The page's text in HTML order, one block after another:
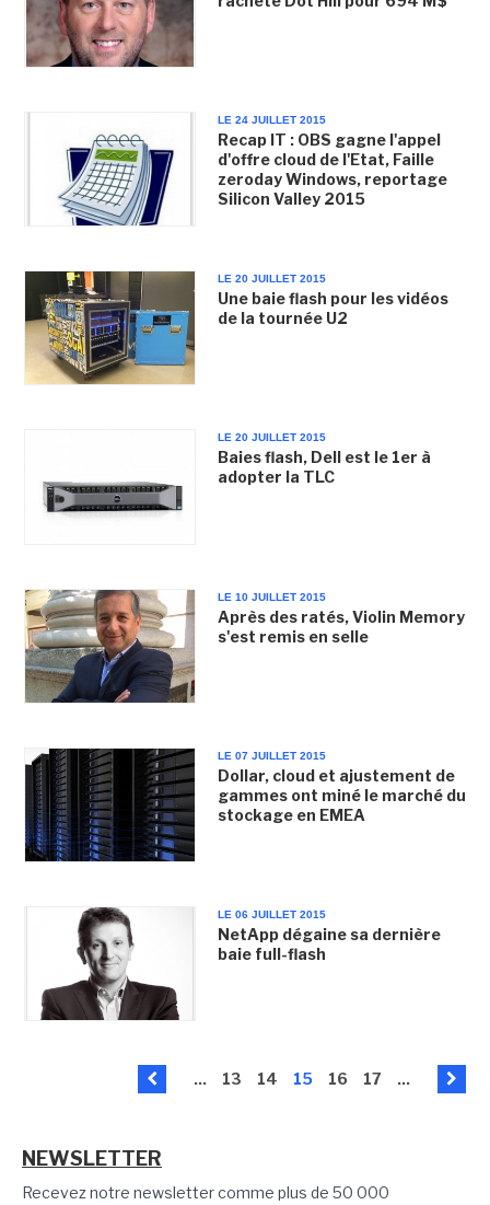
LE 24 JUILLET 2015
Recap IT : OBS gagne l'appel
d'offre cloud de l'Etat, Faille
zeroday Windows, reportage
Silicon Valley 2015
LE 20 JUILLET 2015
Une baie flash pour les vidéos
de la tournée U2
LE 20 JUILLET 2015
Baies flash, Dell est le 1er à
adopter la TLC
LE 10 JUILLET 2015
Après des ratés, Violin Memory
s'est remis en selle
LE 07 JUILLET 2015
Dollar, cloud et ajustement de
gammes ont miné le marché du
stockage en EMEA
LE 06 JUILLET 2015
NetApp dégaine sa dernière
baie full-flash
... 13 14 15 16 17 ...
NEWSLETTER
Recevez notre newsletter comme plus de 50 000